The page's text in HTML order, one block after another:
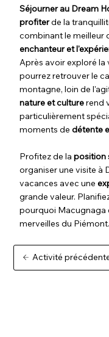
Séjourner au Dream
profiterde la
combinant le meilleur
enchanteur et
Après avoir exploré la
pourrez retrouver le
montagne, loin de
nature et culturerend
particulièrement
moments dedétente
Profitez de laposition
organiser une visite à
vacances avec une
grande valeur.
pourquoi Macugnaga
merveilles du Piémont.
Activité